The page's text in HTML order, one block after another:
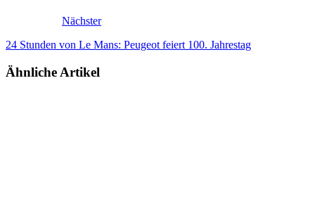
Nächster
24 Stunden von Le Mans: Peugeot feiert 100. Jahrestag
Ähnliche Artikel